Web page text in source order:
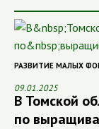
РАЗВИТИЕ МАЛЫХ
09.01.2025
В Томской
по